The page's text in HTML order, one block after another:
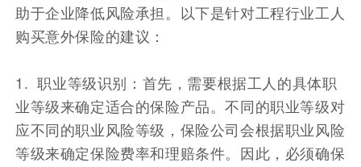
助于企业降低风险承担。以下是针对工程行业工人
购买意外保险的建议：
1. 职业等级识别：首先，需要根据工人的具体职
业等级来确定适合的保险产品。不同的职业等级对
应不同的职业风险等级，保险公司会根据职业风险
等级来确定保险费率和理赔条件。因此，必须确保